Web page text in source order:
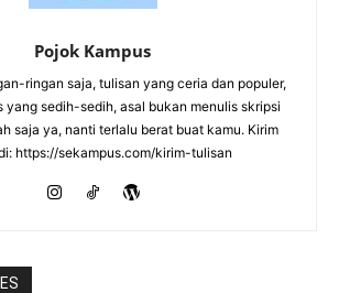
Pojok Kampus
ringan saja, tulisan yang ceria dan populer,
yang sedih-sedih, asal bukan menulis skripsi
saja ya, nanti terlalu berat buat kamu. Kirim
https://sekampus.com/kirim-tulisan